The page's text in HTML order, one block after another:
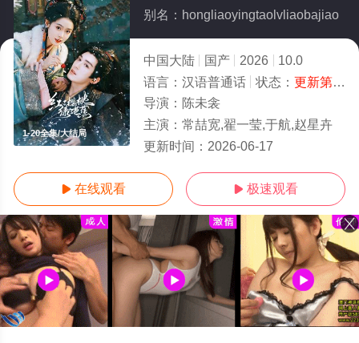
1-20全集/大结局
别名：hongliaoyingtaolvliaobajiao
中国大陆 国产 2026
10.0
语言： 汉语普通话 状态： 更新第20集
导演： 陈未衾
主演： 常喆宽,翟一莹,于航,赵星卉
更新时间： 2026-06-17
 在线观看  极速观看